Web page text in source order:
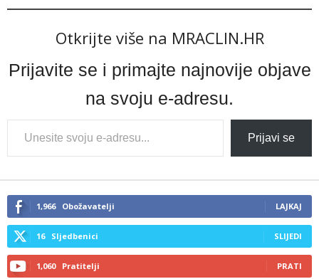
Otkrijte više na MRACLIN.HR
Prijavite se i primajte najnovije objave
na svoju e-adresu.
Type
your
email…
Prijavi se
1,966 Obožavatelji LAJKAJ
16 Sljedbenici SLIJEDI
1,060 Pratitelji PRATI